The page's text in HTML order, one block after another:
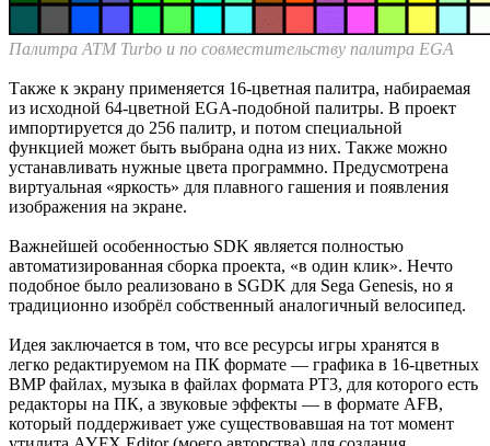
Палитра ATM Turbo и по совместительству палитра EGA
Также к экрану применяется 16-цветная палитра, набираемая
из исходной 64-цветной EGA-подобной палитры. В проект
импортируется до 256 палитр, и потом специальной
функцией может быть выбрана одна из них. Также можно
устанавливать нужные цвета программно. Предусмотрена
виртуальная «яркость» для плавного гашения и появления
изображения на экране.
Важнейшей особенностью SDK является полностью
автоматизированная сборка проекта, «в один клик». Нечто
подобное было реализовано в SGDK для Sega Genesis, но я
традиционно изобрёл собственный аналогичный велосипед.
Идея заключается в том, что все ресурсы игры хранятся в
легко редактируемом на ПК формате — графика в 16-цветных
BMP файлах, музыка в файлах формата PT3, для которого есть
редакторы на ПК, а звуковые эффекты — в формате AFB,
который поддерживает уже существовавшая на тот момент